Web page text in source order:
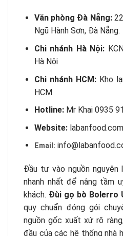
Văn phòng Đà Nẵng:22
Ngũ Hành Sơn, Đà Nẵng.
Chi nhánh Hà Nội:
Hà Nội
Chi nhánh HCM:Kho
HCM
Hotline:Mr Khai 0935
Website:labanfood.com
Email:
Đầu tư vào nguồn
nhanh nhất để nâng tầm
khách. Đùi gọ bò Bolerro
quy chuẩn đóng gói
nguồn gốc xuất xứ rõ
đầu của các hệ thống nhà